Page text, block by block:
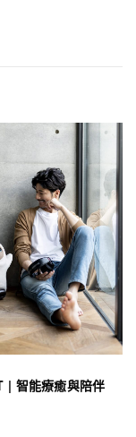
| 智能療癒與陪伴